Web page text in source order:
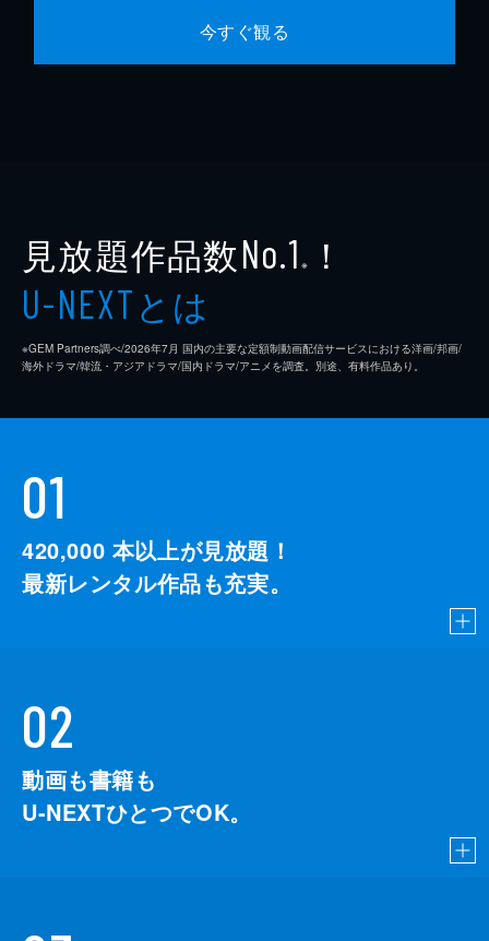
今すぐ観る
見放題作品数No.1 ※ ！
U-NEXTとは
※GEM Partners調べ/2026年7⽉ 国内の主要な定額制動画配信サービスにおける洋画/邦画/
海外ドラマ/韓流・アジアドラマ/国内ドラマ/アニメを調査。別途、有料作品あり。
01
420,000 本以上が見放題！
最新レンタル作品も充実。
02
動画も書籍も
U-NEXTひとつでOK。